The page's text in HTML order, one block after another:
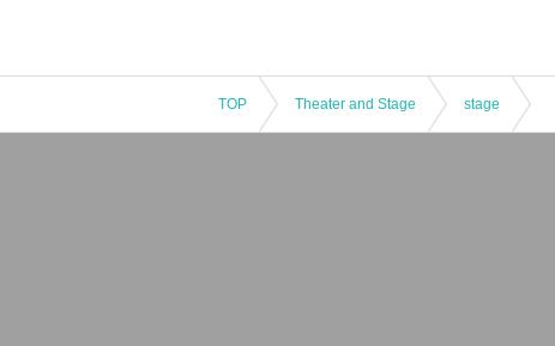
TOP Theater and Stage stage